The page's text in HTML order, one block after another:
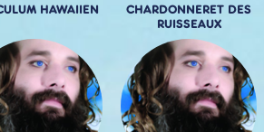
HAWAIIEN
CHARDONNERET DES
RUISSEAUX